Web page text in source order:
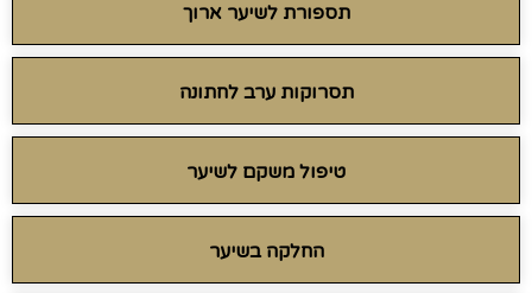
תספורת לשיער ארוך
תסרוקות ערב לחתונה
טיפול משקם לשיער
החלקה בשיער